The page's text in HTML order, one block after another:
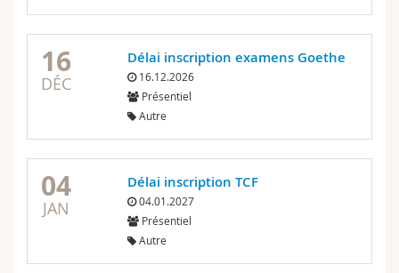
16
DÉC
Délai inscription examens Goethe
16.12.2026
Présentiel
Autre
04
JAN
Délai inscription TCF
04.01.2027
Présentiel
Autre